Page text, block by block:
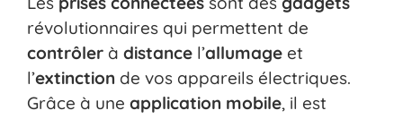
révolutionnaires qui permettent de
contrôler à distance l’allumage et
l’extinction de vos appareils électriques.
Grâce à une application mobile, il est